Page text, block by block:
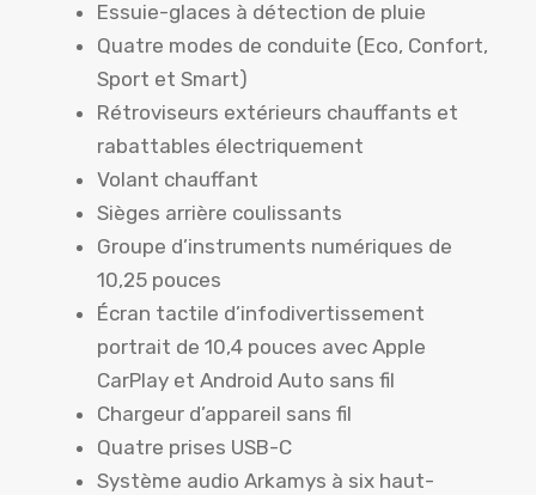
Essuie-glaces à détection de pluie
Quatre modes de conduite (Eco, Confort,
Sport et Smart)
Rétroviseurs extérieurs chauffants et
rabattables électriquement
Volant chauffant
Sièges arrière coulissants
Groupe d’instruments numériques de
10,25 pouces
Écran tactile d’infodivertissement
portrait de 10,4 pouces avec Apple
CarPlay et Android Auto sans fil
Chargeur d’appareil sans fil
Quatre prises USB-C
Système audio Arkamys à six haut-